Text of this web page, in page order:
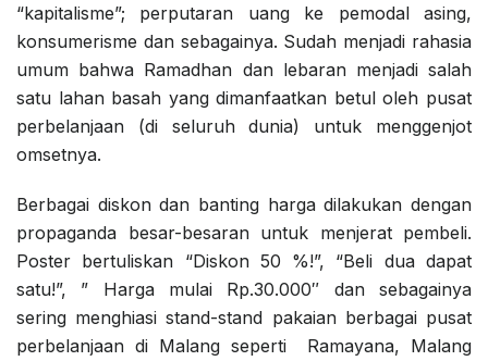
“kapitalisme”; perputaran uang ke pemodal asing,
konsumerisme dan sebagainya. Sudah menjadi rahasia
umum bahwa Ramadhan dan lebaran menjadi salah
satu lahan basah yang dimanfaatkan betul oleh pusat
perbelanjaan (di seluruh dunia) untuk menggenjot
omsetnya.
Berbagai diskon dan banting harga dilakukan dengan
propaganda besar-besaran untuk menjerat pembeli.
Poster bertuliskan “Diskon 50 %!”, “Beli dua dapat
satu!”, ” Harga mulai Rp.30.000″ dan sebagainya
sering menghiasi stand-stand pakaian berbagai pusat
perbelanjaan di Malang seperti Ramayana, Malang